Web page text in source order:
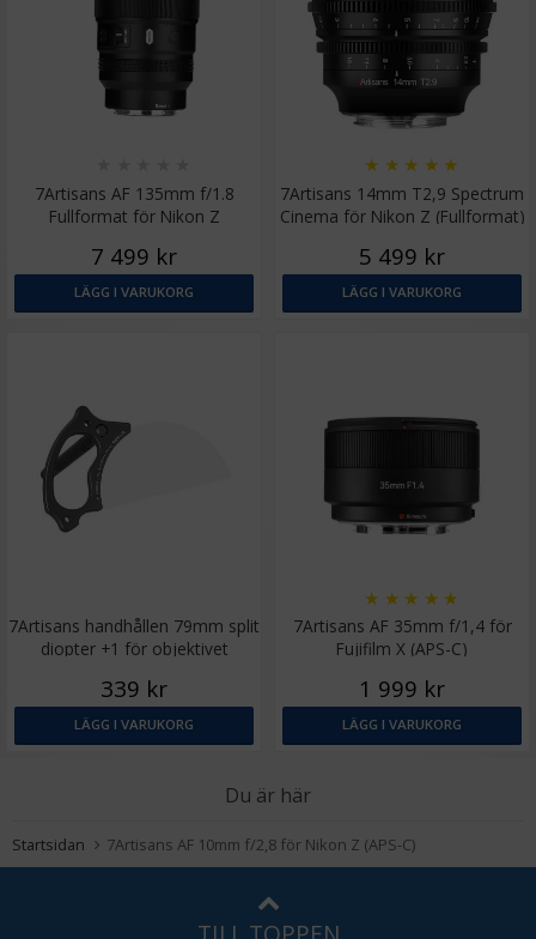
7Artisans AF 135mm f/1.8
Fullformat för Nikon Z
7 499 kr
LÄGG I VARUKORG
7Artisans 14mm T2,9 Spectrum
Cinema för Nikon Z (Fullformat)
★ ★ ★ ★ ★
5 499 kr
LÄGG I VARUKORG
7Artisans handhållen 79mm split
diopter +1 för objektivet
339 kr
LÄGG I VARUKORG
7Artisans AF 35mm f/1,4 för
Fujifilm X (APS-C)
★ ★ ★ ★ ★
1 999 kr
LÄGG I VARUKORG
Du är här
Startsidan 7Artisans AF 10mm f/2,8 för Nikon Z (APS-C)